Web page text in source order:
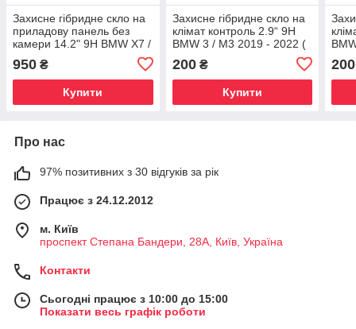
Захисне гібридне скло на
приладову панель без
камери 14.2" 9H BMW X7 /
950 ₴
Купити
Захисне гібридне скло на
клімат контроль 2.9“ 9H
BMW 3 / M3 2019 - 2022 (
200₴
Купити
200
Про нас
97% позитивних з 30 відгуків за рік
Працює з 24.12.2012
м. Київ
проспект Степана Бандери, 28А, Київ, Україна
Контакти
Сьогодні працює з 10:00 до 15:00
Показати весь графік роботи